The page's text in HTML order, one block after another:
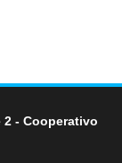
- Cooperativo